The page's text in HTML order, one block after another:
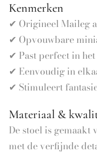
Kenmerken
✔ Origineel Maileg
✔ Opvouwbare
✔ Past perfect in
✔ Eenvoudig in
✔ Stimuleert
Materiaal &
De stoel is gemaakt
met de verfijnde